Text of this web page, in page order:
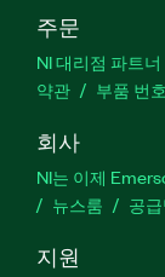
주문
NI 대리점 파트너
약관
부품 번
회사
NI는 이제
뉴스룸
공
지원